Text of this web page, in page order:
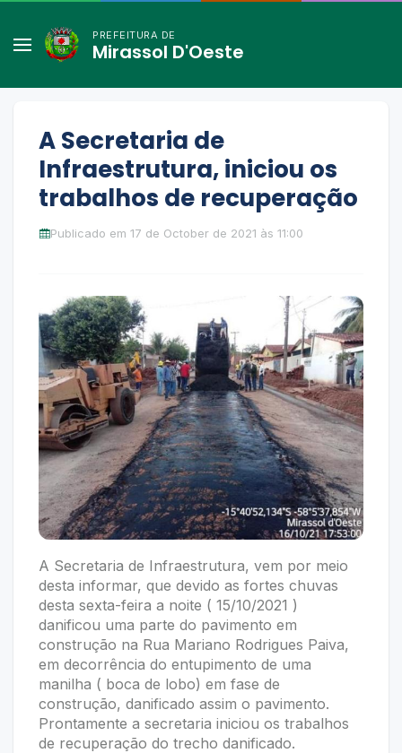
PREFEITURA DE
Mirassol D'Oeste
A Secretaria de
Infraestrutura, iniciou os
trabalhos de recuperação
Publicado em 17 de October de 2021 às 11:00
A Secretaria de Infraestrutura, vem por meio
desta informar, que devido as fortes chuvas
desta sexta-feira a noite ( 15/10/2021 )
danificou uma parte do pavimento em
construção na Rua Mariano Rodrigues Paiva,
em decorrência do entupimento de uma
manilha ( boca de lobo) em fase de
construção, danificado assim o pavimento.
Prontamente a secretaria iniciou os trabalhos
de recuperação do trecho danificado.